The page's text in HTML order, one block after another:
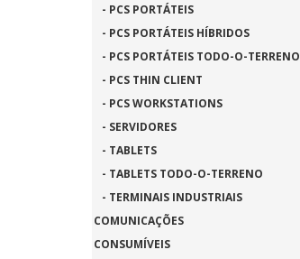
- PCS PORTÁTEIS
- PCS PORTÁTEIS HÍBRIDOS
- PCS PORTÁTEIS TODO-O-TERRENO
- PCS THIN CLIENT
- PCS WORKSTATIONS
- SERVIDORES
- TABLETS
- TABLETS TODO-O-TERRENO
- TERMINAIS INDUSTRIAIS
COMUNICAÇÕES
CONSUMÍVEIS